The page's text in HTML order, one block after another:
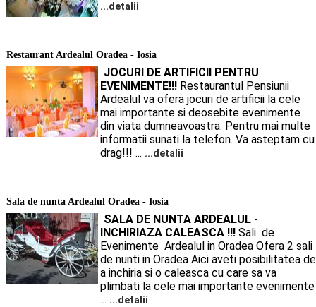
...detalii
Restaurant Ardealul Oradea - Iosia
JOCURI DE ARTIFICII PENTRU
EVENIMENTE!!! Restaurantul Pensiunii
Ardealul va ofera jocuri de artificii la cele
mai importante si deosebite evenimente
din viata dumneavoastra. Pentru mai multe
informatii sunati la telefon. Va asteptam cu
drag!!! ... ...detalii
Sala de nunta Ardealul Oradea - Iosia
SALA DE NUNTA ARDEALUL -
INCHIRIAZA CALEASCA !!! Sali de
Evenimente Ardealul in Oradea Ofera 2 sali
de nunti in Oradea Aici aveti posibilitatea de
a inchiria si o caleasca cu care sa va
plimbati la cele mai importante evenimente
... ...detalii